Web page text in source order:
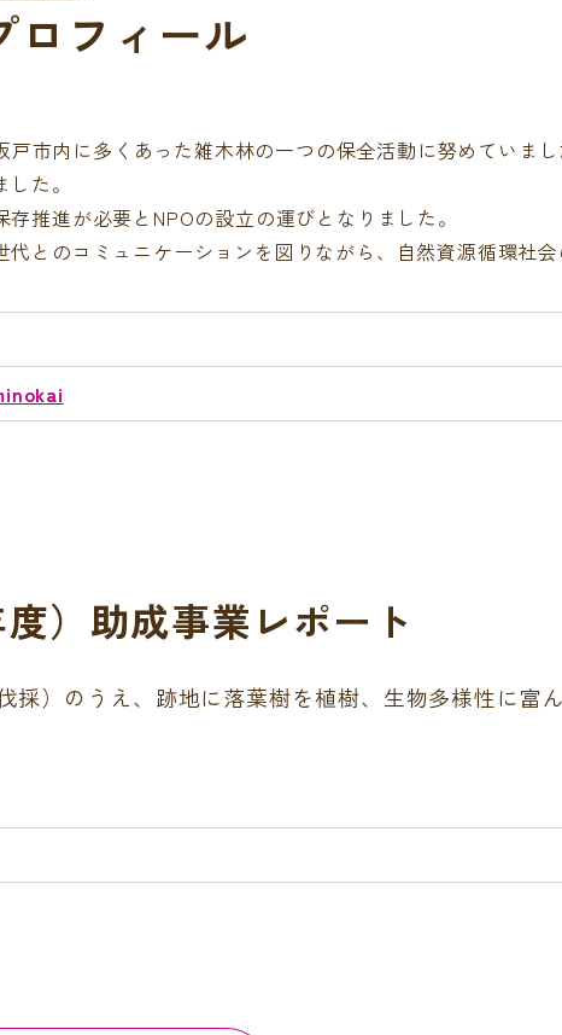
ロフィール
市内に多くあった雑木林の一つの保全活動に努めていま
た。
推進が必要とNPOの設立の運びとなりました。
とのコミュニケーションを図りながら、自然資源循環社
）助成事業レポート
）のうえ、跡地に落葉樹を植樹、生物多様性に富